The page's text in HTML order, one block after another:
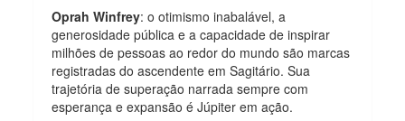
Oprah Winfrey: o otimismo inabalável, a
generosidade pública e a capacidade de inspirar
milhões de pessoas ao redor do mundo são marcas
registradas do ascendente em Sagitário. Sua
trajetória de superação narrada sempre com
esperança e expansão é Júpiter em ação.